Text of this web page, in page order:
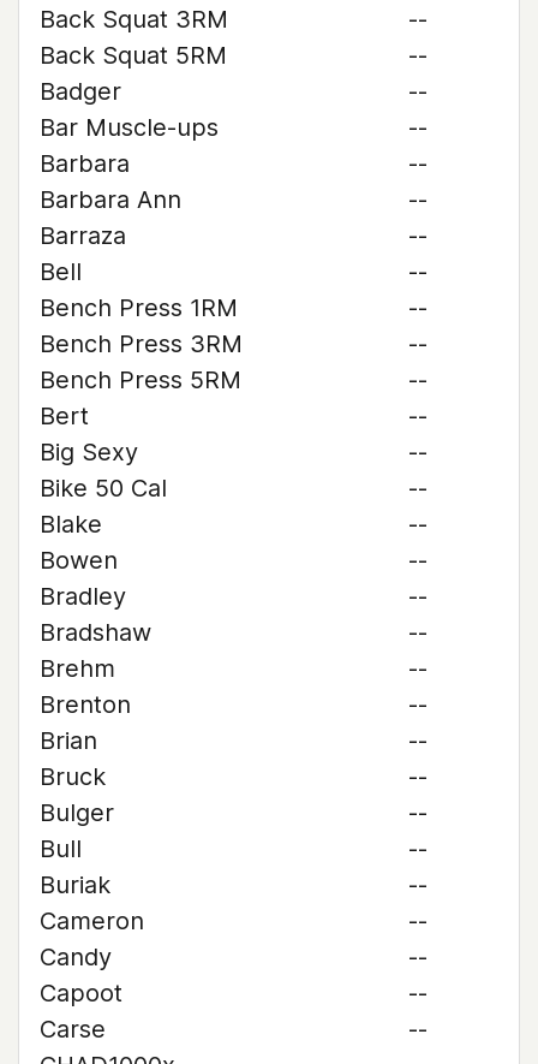
Back Squat 3RM
--
Back Squat 5RM
--
Badger
--
Bar Muscle-ups
--
Barbara
--
Barbara Ann
--
Barraza
--
Bell
--
Bench Press 1RM
--
Bench Press 3RM
--
Bench Press 5RM
--
Bert
--
Big Sexy
--
Bike 50 Cal
--
Blake
--
Bowen
--
Bradley
--
Bradshaw
--
Brehm
--
Brenton
--
Brian
--
Bruck
--
Bulger
--
Bull
--
Buriak
--
Cameron
--
Candy
--
Capoot
--
Carse
--